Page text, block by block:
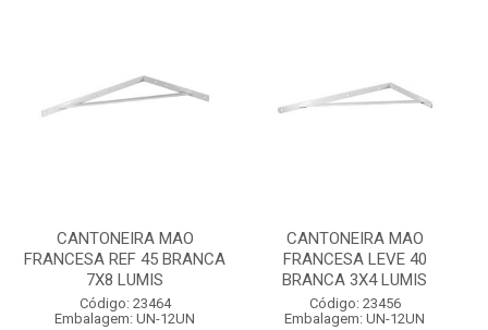
CANTONEIRA MAO
FRANCESA REF 45 BRANCA
7X8 LUMIS
Código: 23464
Embalagem: UN-12UN
CANTONEIRA MAO
FRANCESA LEVE 40
BRANCA 3X4 LUMIS
Código: 23456
Embalagem: UN-12UN